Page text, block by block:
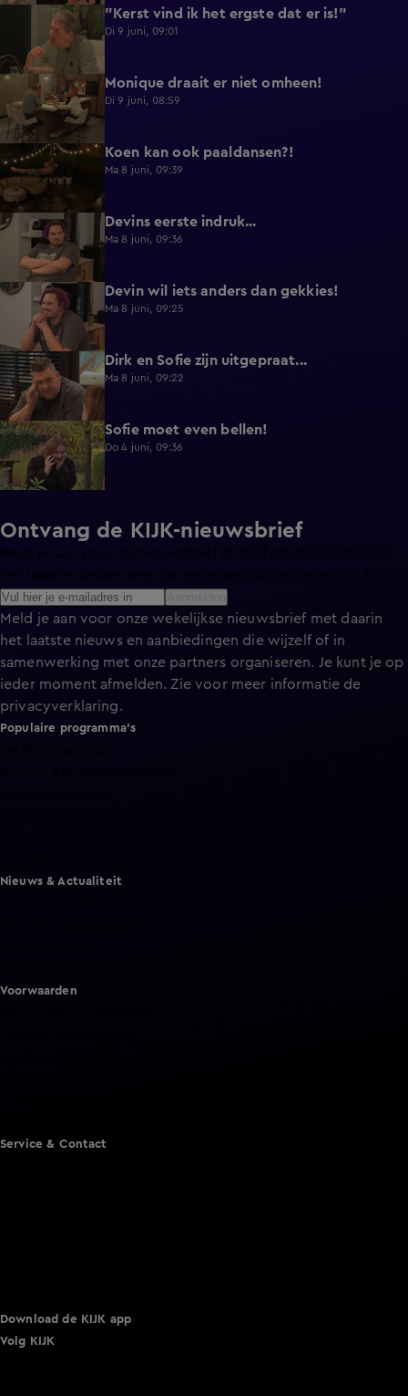
"Kerst vind ik het ergste dat er is!"
Di 9 juni, 09:01
0:29 Monique draait er niet omheen!
Di 9 juni, 08:59
0:38 Koen kan ook paaldansen?!
Ma 8 juni, 09:39
0:30 Devins eerste indruk...
Ma 8 juni, 09:36
0:25 Devin wil iets anders dan gekkies!
Ma 8 juni, 09:25
0:26 Dirk en Sofie zijn uitgepraat...
Ma 8 juni, 09:22
1:13 Sofie moet even bellen!
Do 4 juni, 09:36
Ontvang de KIJK-nieuwsbrief
Meld je aan voor onze wekelijkse nieuwsbrief met daarin
het laatste nieuws en aanbiedingen die wijzelf of in
samenwerking met onze partners organiseren. Je kunt je op
ieder moment afmelden. Zie voor meer informatie de
privacyverklaring.
Populaire programma's
Nieuws & Actualiteit
Voorwaarden
Service & Contact
Download de KIJK app
Volg KIJK